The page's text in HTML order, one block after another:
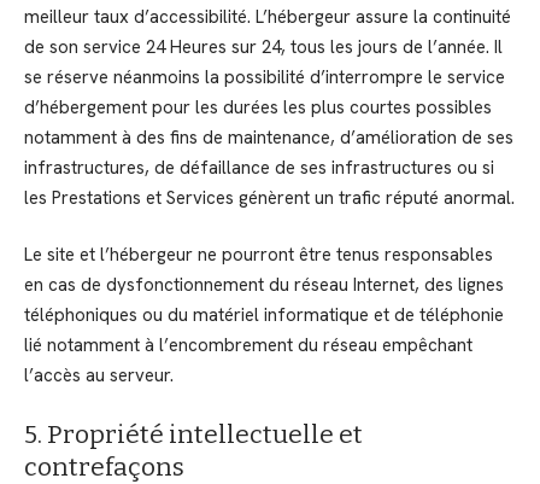
meilleur taux d’accessibilité. L’hébergeur assure la continuité
de son service 24 Heures sur 24, tous les jours de l’année. Il
se réserve néanmoins la possibilité d’interrompre le service
d’hébergement pour les durées les plus courtes possibles
notamment à des fins de maintenance, d’amélioration de ses
infrastructures, de défaillance de ses infrastructures ou si
les Prestations et Services génèrent un trafic réputé anormal.
Le site et l’hébergeur ne pourront être tenus responsables
en cas de dysfonctionnement du réseau Internet, des lignes
téléphoniques ou du matériel informatique et de téléphonie
lié notamment à l’encombrement du réseau empêchant
l’accès au serveur.
5. Propriété intellectuelle et
contrefaçons